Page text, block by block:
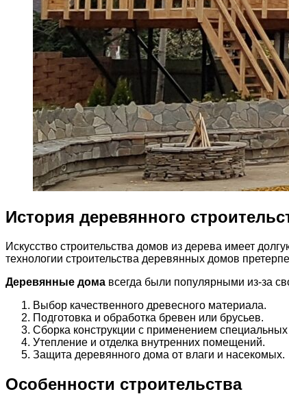
История деревянного
Искусство строительства домов из дерева имеет
технологии строительства деревянных домов
Деревянные дома всегда были популярными из-за
Выбор качественного древесного материала.
Подготовка и обработка бревен или брусьев.
Сборка конструкции с применением специальных
Утепление и отделка внутренних помещений.
Защита деревянного дома от влаги и насекомых.
Особенности строительства